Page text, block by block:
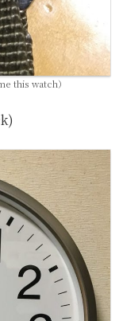
this watch）